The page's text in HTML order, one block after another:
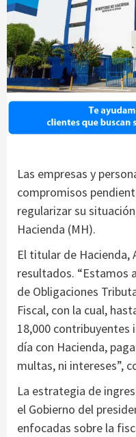
Las empresas y
compromisos
regularizar su
Hacienda (MH).
El titular de Hacienda,
resultados. “Estamos
de Obligaciones
Fiscal, con la cual,
18,000 contribuyentes
día con Hacienda,
multas, ni intereses”,
La estrategia de
el Gobierno del
enfocadas sobre la